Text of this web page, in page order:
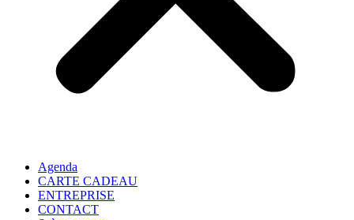
Agenda
CARTE CADEAU
ENTREPRISE
CONTACT